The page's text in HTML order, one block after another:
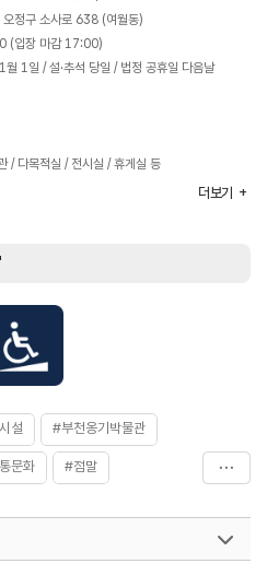
오정구 소사로 638 (여월동)
(입장 마감 17:00)
월 1일 / 설·추석 당일 / 법정 공휴일 다음날
/ 다목적실 / 전시실 / 휴게실 등
더보기
설 #부천옹기박물관
문화 #점말